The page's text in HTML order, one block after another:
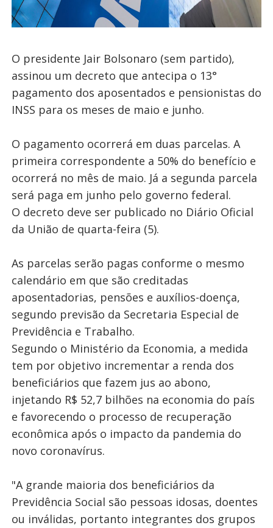
O presidente Jair Bolsonaro (sem partido),
assinou um decreto que antecipa o 13°
pagamento dos aposentados e pensionistas do
INSS para os meses de maio e junho.
O pagamento ocorrerá em duas parcelas. A
primeira correspondente a 50% do benefício e
ocorrerá no mês de maio. Já a segunda parcela
será paga em junho pelo governo federal.
O decreto deve ser publicado no Diário Oficial
da União de quarta-feira (5).
As parcelas serão pagas conforme o mesmo
calendário em que são creditadas
aposentadorias, pensões e auxílios-doença,
segundo previsão da Secretaria Especial de
Previdência e Trabalho.
Segundo o Ministério da Economia, a medida
tem por objetivo incrementar a renda dos
beneficiários que fazem jus ao abono,
injetando R$ 52,7 bilhões na economia do país
e favorecendo o processo de recuperação
econômica após o impacto da pandemia do
novo coronavírus.
"A grande maioria dos beneficiários da
Previdência Social são pessoas idosas, doentes
ou inválidas, portanto integrantes dos grupos